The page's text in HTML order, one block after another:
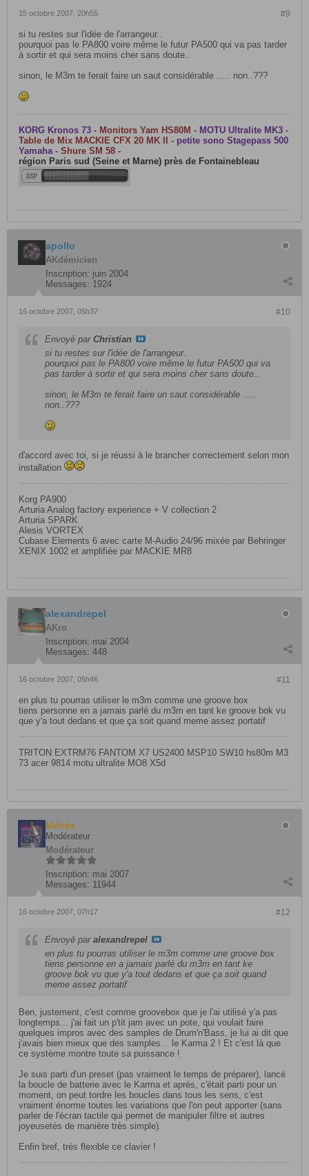
#9
15 octobre 2007, 20h55
si tu restes sur l'idée de l'arrangeur..
pourquoi pas le PA800 voire même le futur PA500 qui va pas tarder
à sortir et qui sera moins cher sans doute..
sinon, le M3m te ferait faire un saut considérable ..... non..???
KORG Kronos 73 - Monitors Yam HS80M - MOTU Ultralite MK3 -
Table de Mix MACKIE CFX 20 MK II - petite sono Stagepass 500
Yamaha- Shure SM 58 -
région Paris sud (Seine et Marne) près de Fontainebleau
apollo
AKdémicien
Inscription: juin 2004
Messages: 1924
#10
16 octobre 2007, 05h37
Envoyé par Christian
si tu restes sur l'idée de l'arrangeur..
pourquoi pas le PA800 voire même le futur PA500 qui va
pas tarder à sortir et qui sera moins cher sans doute..
sinon, le M3m te ferait faire un saut considérable .....
non..???
d'accord avec toi, si je réussi à le brancher correctement selon mon
installation
Korg PA900
Arturia Analog factory experience + V collection 2
Arturia SPARK
Alesis VORTEX
Cubase Elements 6 avec carte M-Audio 24/96 mixée par Behringer
XENIX 1002 et amplifiée par MACKIE MR8
alexandrepel
AKro
Inscription: mai 2004
Messages: 448
#11
16 octobre 2007, 05h46
en plus tu pourras utiliser le m3m comme une groove box
tiens personne en a jamais parlé du m3m en tant ke groove bok vu
que y'a tout dedans et que ça soit quand meme assez portatif
TRITON EXTRM76 FANTOM X7 US2400 MSP10 SW10 hs80m M3
73 acer 9814 motu ultralite MO8 X5d
Méliès
Modérateur
Modérateur
Inscription: mai 2007
Messages: 11944
#12
16 octobre 2007, 07h17
Envoyé par alexandrepel
en plus tu pourras utiliser le m3m comme une groove box
tiens personne en a jamais parlé du m3m en tant ke
groove bok vu que y'a tout dedans et que ça soit quand
meme assez portatif
Ben, justement, c'est comme groovebox que je l'ai utilisé y'a pas
longtemps... j'ai fait un p'tit jam avec un pote, qui voulait faire
quelques impros avec des samples de Drum'n'Bass, je lui ai dit que
j'avais bien mieux que des samples... le Karma 2 ! Et c'est là que
ce système montre toute sa puissance !
Je suis parti d'un preset (pas vraiment le temps de préparer), lancé
la boucle de batterie avec le Karma et après, c'était parti pour un
moment, on peut tordre les boucles dans tous les sens, c'est
vraiment énorme toutes les variations que l'on peut apporter (sans
parler de l'écran tactile qui permet de manipuler filtre et autres
joyeusetés de manière très simple).
Enfin bref, très flexible ce clavier !